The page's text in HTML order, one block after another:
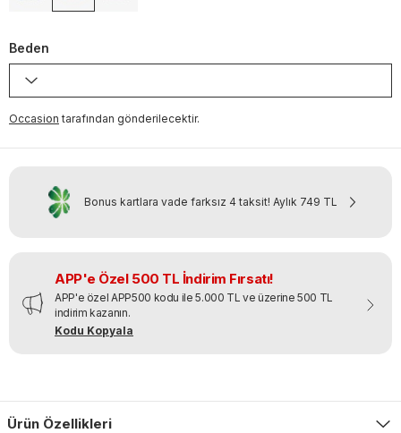
Beden
Occasion tarafından gönderilecektir.
Bonus kartlara vade farksız 4 taksit! Aylık 749 TL
APP'e Özel 500 TL İndirim Fırsatı!
APP'e özel APP500 kodu ile 5.000 TL ve üzerine 500 TL
indirim kazanın.
Kodu Kopyala
Ürün Özellikleri